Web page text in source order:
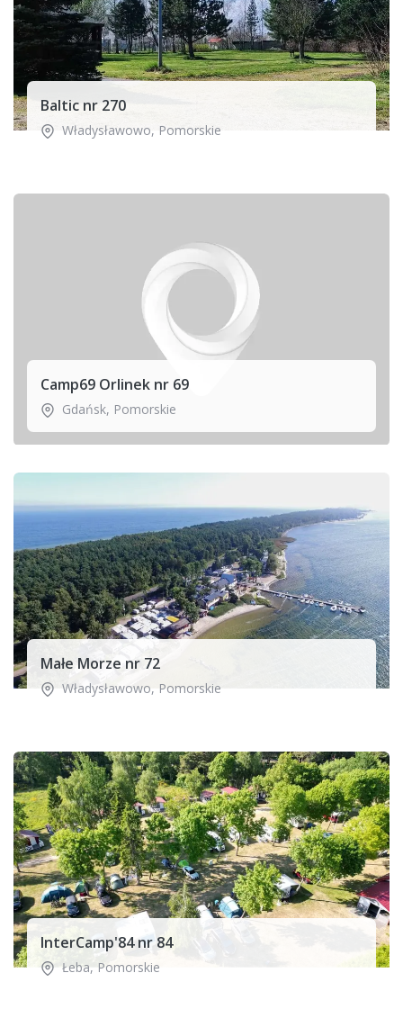
Baltic nr 270
Władysławowo, Pomorskie
Camp69 Orlinek nr 69
Gdańsk, Pomorskie
Małe Morze nr 72
Władysławowo, Pomorskie
InterCamp'84 nr 84
Łeba,Pomorskie